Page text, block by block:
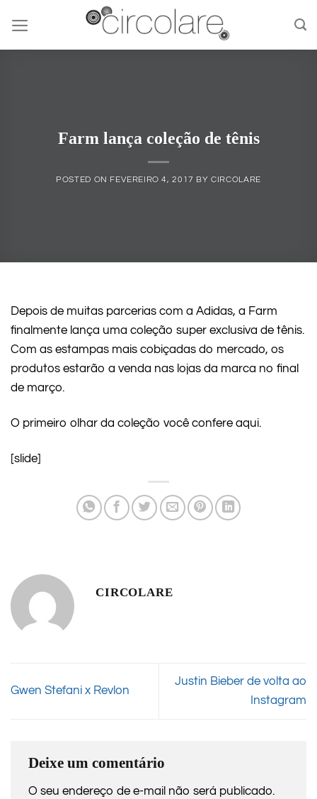
content
Farm lança coleção de tênis
POSTED ON FEVEREIRO 4, 2017 BYCIRCOLARE
Depois de muitas parcerias com a Adidas, a Farm
finalmente lança uma coleção super exclusiva de tênis.
Com as estampas mais cobiçadas do mercado, os
produtos estarão a venda nas lojas da marca no final
de março.
O primeiro olhar da coleção você confere aqui.
[slide]
CIRCOLARE
Gwen Stefani x Revlon
Justin Bieber de volta ao
Instagram
Deixe um comentário
O seu endereço de e-mail não será publicado.